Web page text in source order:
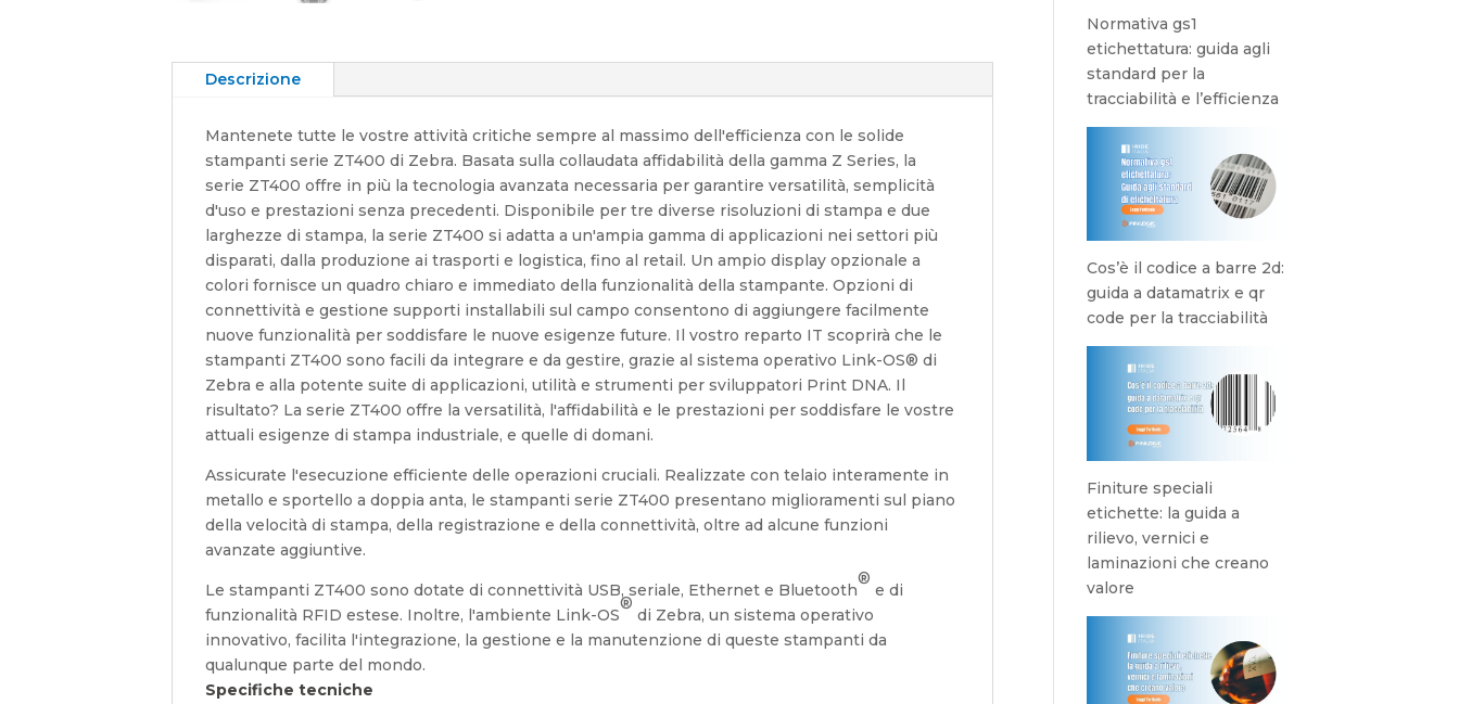
Descrizione
Mantenete tutte le vostre attività critiche sempre al massimo dell'efficienza con le solide
stampanti serie ZT400 di Zebra. Basata sulla collaudata affidabilità della gamma Z Series, la
serie ZT400 offre in più la tecnologia avanzata necessaria per garantire versatilità, semplicità
d'uso e prestazioni senza precedenti. Disponibile per tre diverse risoluzioni di stampa e due
larghezze di stampa, la serie ZT400 si adatta a un'ampia gamma di applicazioni nei settori più
disparati, dalla produzione ai trasporti e logistica, fino al retail. Un ampio display opzionale a
colori fornisce un quadro chiaro e immediato della funzionalità della stampante. Opzioni di
connettività e gestione supporti installabili sul campo consentono di aggiungere facilmente
nuove funzionalità per soddisfare le nuove esigenze future. Il vostro reparto IT scoprirà che le
stampanti ZT400 sono facili da integrare e da gestire, grazie al sistema operativo Link-OS® di
Zebra e alla potente suite di applicazioni, utilità e strumenti per sviluppatori Print DNA. Il
risultato? La serie ZT400 offre la versatilità, l'affidabilità e le prestazioni per soddisfare le vostre
attuali esigenze di stampa industriale, e quelle di domani.
Assicurate l'esecuzione efficiente delle operazioni cruciali. Realizzate con telaio interamente in
metallo e sportello a doppia anta, le stampanti serie ZT400 presentano miglioramenti sul piano
della velocità di stampa, della registrazione e della connettività, oltre ad alcune funzioni
avanzate aggiuntive.
Le stampanti ZT400 sono dotate di connettività USB, seriale, Ethernet e Bluetooth
®
e di
funzionalità RFID estese. Inoltre, l'ambiente Link-OS
®
di Zebra, un sistema operativo
innovativo, facilita l'integrazione, la gestione e la manutenzione di queste stampanti da
qualunque parte del mondo.
Specifiche tecniche
Normativa gs1
etichettatura: guida agli
standard per la
tracciabilità e l’efficienza
Cos’è il codice a barre 2d:
guida a datamatrix e qr
code per la tracciabilità
Finiture speciali
etichette: la guida a
rilievo, vernici e
laminazioni che creano
valore